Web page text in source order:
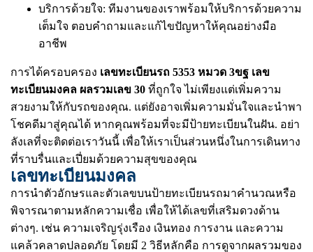
บริการด้วยใจ: ทีมงานของเราพร้อมให้บริการด้วยความ
เต็มใจ ตอบคำถามและแก้ไขปัญหาให้คุณอย่างมือ
อาชีพ
การได้ครอบครอง เลขทะเบียนรถ 5353 หมวด 3ขฐ เลข
ทะเบียนมงคล ผลรวมเลข 30 ที่ถูกใจ ไม่เพียงแต่เพิ่มความ
สวยงามให้กับรถของคุณ. แต่ยังอาจเพิ่มความมั่นใจและนำพา
โชคดีมาสู่คุณได้ หากคุณพร้อมที่จะมีป้ายทะเบียนในฝัน. อย่า
ลังเลที่จะติดต่อเราวันนี้ เพื่อให้เราเป็นส่วนหนึ่งในการเดินทาง
ที่ราบรื่นและเปี่ยมด้วยความสุขของคุณ
เลขทะเบียนมงคล
การนำตัวอักษรและตัวเลขบนป้ายทะเบียนรถมาคำนวณหรือ
พิจารณาตามหลักความเชื่อ เพื่อให้ได้เลขที่เสริมดวงด้าน
ต่างๆ. เช่น ความเจริญรุ่งเรือง เงินทอง การงาน และความ
แคล้วคลาดปลอดภัย โดยมี 2 วิธีหลักคือ การดูจากผลรวมของ